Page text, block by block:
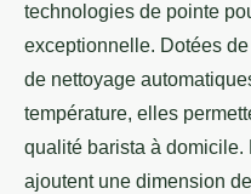
technologies de pointe
exceptionnelle. Dotées
de nettoyage
température, elles
qualité barista à
ajoutent une dimension